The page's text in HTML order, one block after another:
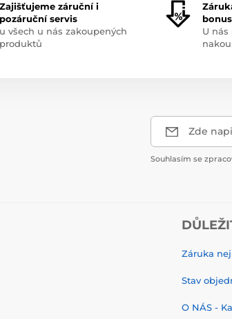
Zajišťujeme záruční i
pozáruční servis
u všech u nás zakoupených
produktů
U
Zde
Souhlasím se
Záruka
Stav
O NÁS -